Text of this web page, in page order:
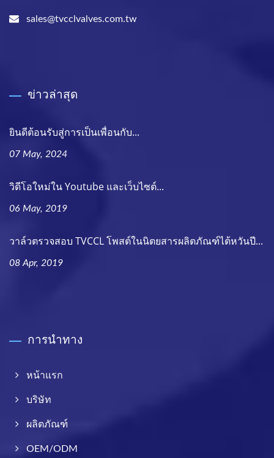
sales@tvcclvalves.com.tw
ข่าวล่าสุด
ยินดีต้อนรับสู่การเป็นเพื่อนกับ...
07 May, 2024
วิดีโอใหม่ใน Youtube และเว็บไซต์...
06 May, 2019
วาล์วตรวจสอบ TVCCL โพสต์ในนิตยสารผลิตภัณฑ์ไต้หวันปี...
08 Apr, 2019
การนำทาง
หน้าแรก
บริษัท
ผลิตภัณฑ์
OEM/ODM